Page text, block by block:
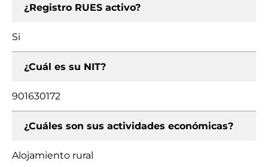
¿Registro RUES activo?
Si
¿Cuál es su NIT?
901630172
¿Cuáles son sus actividades económicas?
Alojamiento rural